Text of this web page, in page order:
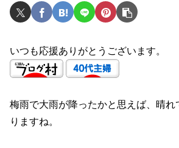
いつも応援ありがとうございます。
梅雨で大雨が降ったかと思えば、晴
りますね。